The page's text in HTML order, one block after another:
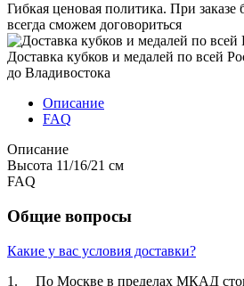
Гибкая ценовая политика. При
всегда сможем договориться
Доставка кубков и медалей по всей
до Владивостока
Описание
FAQ
Описание
Высота 11/16/21 см
FAQ
Общие вопросы
Какие у вас условия доставки?
1. По Москве в пределах МКАД